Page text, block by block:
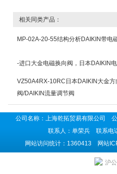
相关同类产品：
MP-02A-20-55结构分析DAIKIN带电
-进口大金电磁换向阀，日本DAIKIN
VZ50A4RX-10RC日本DAIKIN大金方
阀/DAIKIN流量调节阀
公司名称：上海乾拓贸易有限公司
联系人：单荣兵 联系电
网站访问统计：1360413 网站
沪